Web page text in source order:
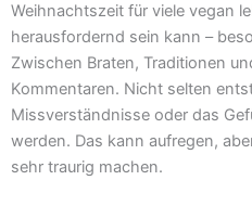
Weihnachtszeit für viele vegan
herausfordernd sein kann –
Zwischen Braten, Traditionen
Kommentaren. Nicht selten
Missverständnisse oder das
werden. Das kann aufregen,
sehr traurig machen.